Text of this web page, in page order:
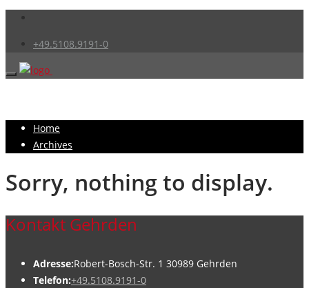
+49.5108.9191-0
Home
Archives
Sorry, nothing to display.
Kontakt Gehrden
Adresse:Robert-Bosch-Str. 1 30989 Gehrden
Telefon:+49.5108.9191-0